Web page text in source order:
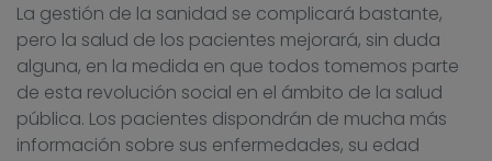
La gestión de la sanidad se complicará bastante,
pero la salud de los pacientes mejorará, sin duda
alguna, en la medida en que todos tomemos parte
de esta revolución social en el ámbito de la salud
pública. Los pacientes dispondrán de mucha más
información sobre sus enfermedades, su edad